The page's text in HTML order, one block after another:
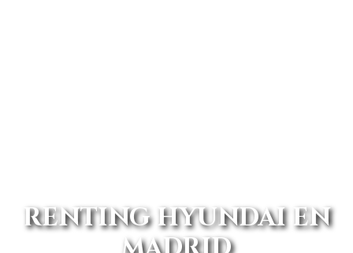
RENTING HYUNDAI EN